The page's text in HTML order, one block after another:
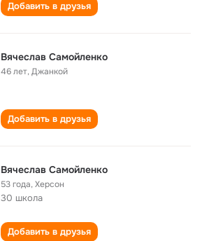
Добавить в друзья
Вячеслав Самойленко
46 лет,Джанкой
Добавить в друзья
Вячеслав Самойленко
53 года,Херсон
30 школа
Добавить в друзья